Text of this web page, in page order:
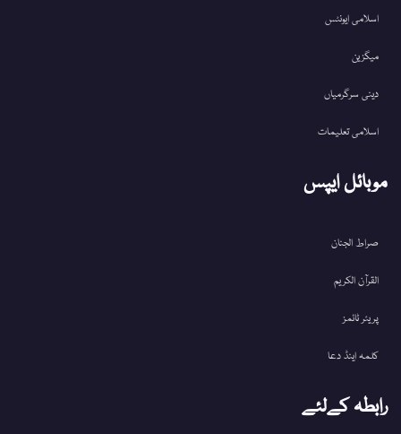
اسلامی ایونٹس
میگزین
دینی سرگرمیاں
اسلامی تعلیمات
موبائل ایپس
صراط الجنان
القرآن الکریم
پریئر ٹائمز
کلمہ اینڈ دعا
رابطہ کےلئے